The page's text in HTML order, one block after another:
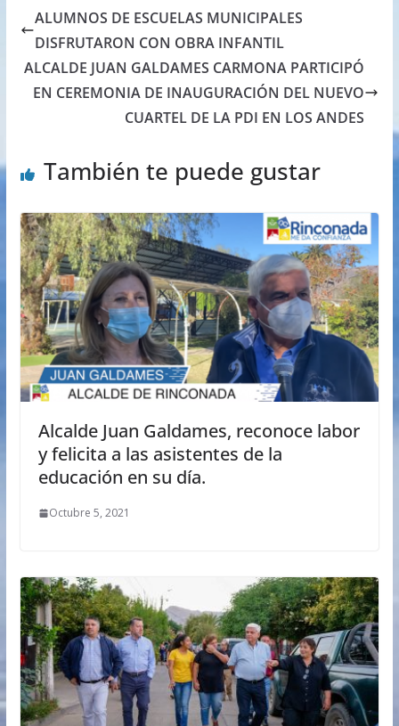
ALUMNOS DE ESCUELAS MUNICIPALES
DISFRUTARON CON OBRA INFANTIL
ALCALDE JUAN GALDAMES CARMONA PARTICIPÓ
EN CEREMONIA DE INAUGURACIÓN DEL NUEVO
CUARTEL DE LA PDI EN LOS ANDES
También te puede gustar
Alcalde Juan Galdames, reconoce labor
y felicita a las asistentes de la
educación en su día.
Octubre 5, 2021